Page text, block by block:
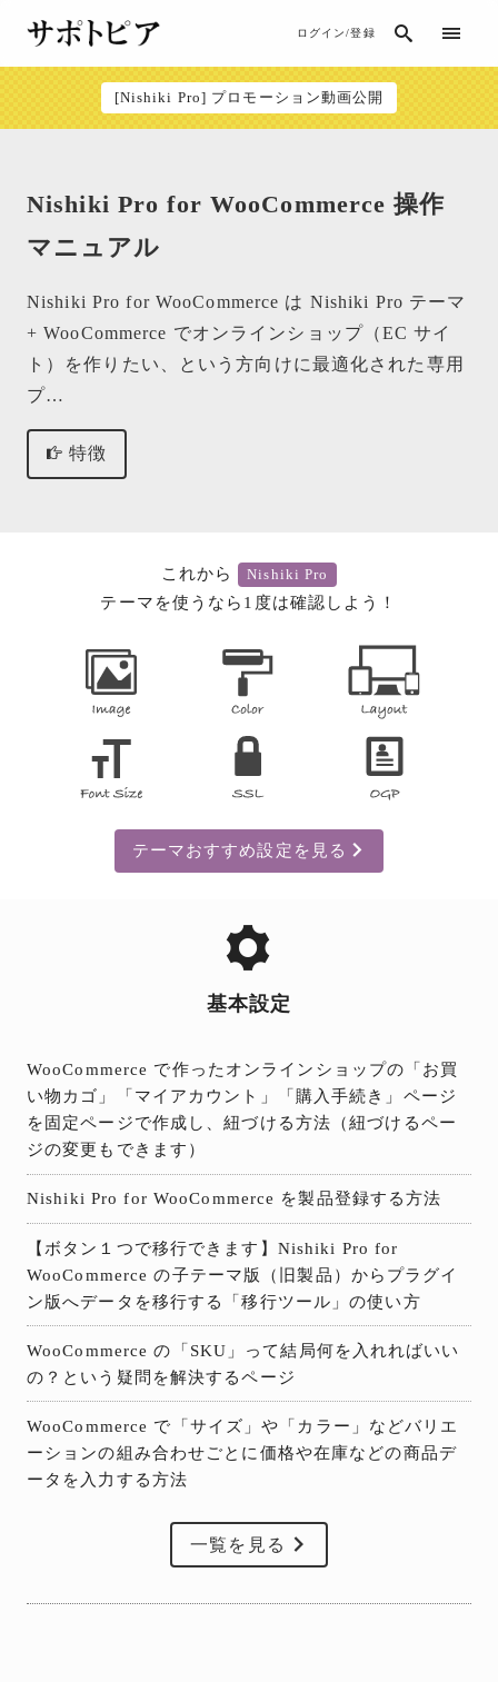
ログイン/登録
[Nishiki Pro] プロモーション動画公開
Nishiki Pro for WooCommerce 操作
マニュアル
Nishiki Pro for WooCommerce は Nishiki Pro テーマ
+ WooCommerce でオンラインショップ（EC サイ
ト）を作りたい、という方向けに最適化された専用
プ…
特徴
これから Nishiki Pro
テーマを使うなら1度は確認しよう！
テーマおすすめ設定を見る
基本設定
WooCommerce で作ったオンラインショップの「お買
い物カゴ」「マイアカウント」「購入手続き」ページ
を固定ページで作成し、紐づける方法（紐づけるペー
ジの変更もできます）
Nishiki Pro for WooCommerce を製品登録する方法
【ボタン１つで移行できます】Nishiki Pro for
WooCommerce の子テーマ版（旧製品）からプラグイ
ン版へデータを移行する「移行ツール」の使い方
WooCommerce の「SKU」って結局何を入れればいい
の？という疑問を解決するページ
WooCommerce で「サイズ」や「カラー」などバリエ
ーションの組み合わせごとに価格や在庫などの商品デ
ータを入力する方法
一覧を見る